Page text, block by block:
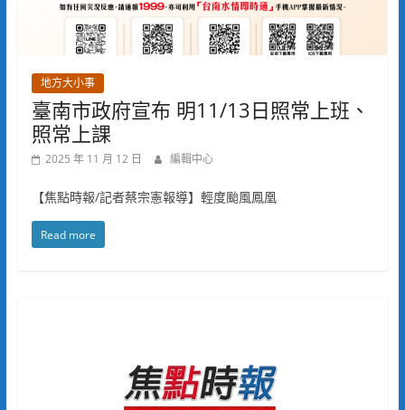
地方大小事
臺南市政府宣布 明11/13日照常上班、
照常上課
2025 年 11 月 12 日 編輯中心
【焦點時報/記者蔡宗憲報導】輕度颱風鳳凰
Read more